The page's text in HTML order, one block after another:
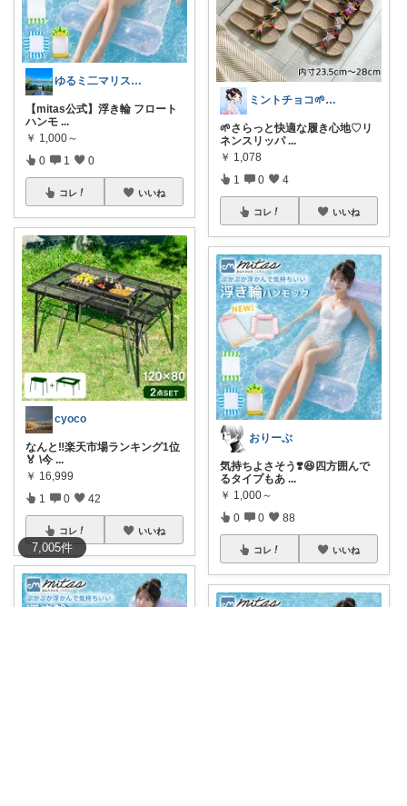
7,005件
ゆるミ二マリストかん🪉
【mitas公式】浮き輪 フロート
ハンモ ...
￥ 1,000～
0 1 0
コレ いいね
cyoco
なんと‼️楽天市場ランキング1位
🏅 \今 ...
￥ 16,999
1 0 42
コレ いいね
ミントチョコ🌱いつもありがとう
🌱さらっと快適な履き心地♡リ
ネンスリッパ...
￥ 1,078
1 0 4
コレ いいね
おりーぶ
気持ちよさそう❣️😆四方囲んで
るタイプもあ ...
￥ 1,000～
0 0 88
コレ いいね